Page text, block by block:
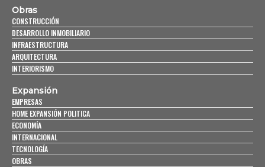
Obras
CONSTRUCCIÓN
DESARROLLO INMOBILIARIO
INFRAESTRUCTURA
ARQUITECTURA
INTERIORISMO
Expansión
EMPRESAS
HOME EXPANSIÓN POLITICA
ECONOMÍA
INTERNACIONAL
TECNOLOGÍA
OBRAS